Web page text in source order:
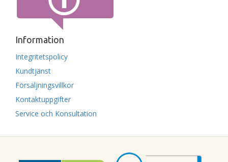
Information
Integritetspolicy
Kundtjänst
Försäljningsvillkor
Kontaktuppgifter
Service och Konsultation